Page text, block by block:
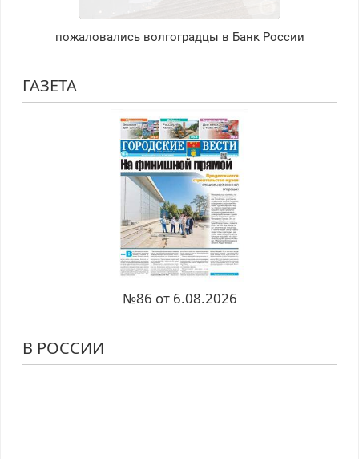
пожаловались волгоградцы в Банк России
ГАЗЕТА
№86 от 6.08.2026
В РОССИИ